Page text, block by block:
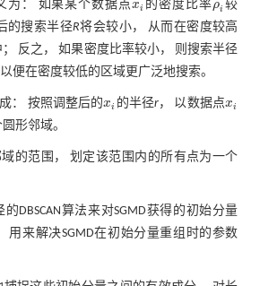
为： 如果某个数据点xi
xi 的密度比率ρi
ρi 较
的搜索半径R将会较小， 从而在密度较高
反之， 如果密度比率较小， 则搜索半径
便在密度较低的区域更广泛地搜索。
： 按照调整后的xi
xi 的半径r， 以数据点xi
xi
形邻域。
的范围， 划定该范围内的所有点为一个
DBSCAN算法来对SGMD获得的初始分量
用来解决SGMD在初始分量重组时的参数